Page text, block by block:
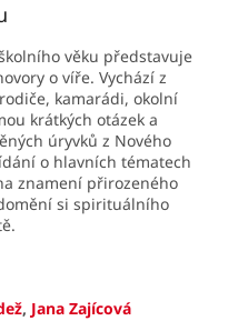
věku představuje
o víře. Vychází z
kamarádi, okolní
krátkých otázek a
úryvků z Nového
o hlavních tématech
znamení přirozeného
si spirituálního
, Jana Zajícová